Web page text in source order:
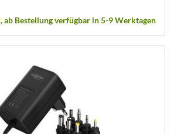
ab Bestellung verfügbar in 5-9 Werktagen